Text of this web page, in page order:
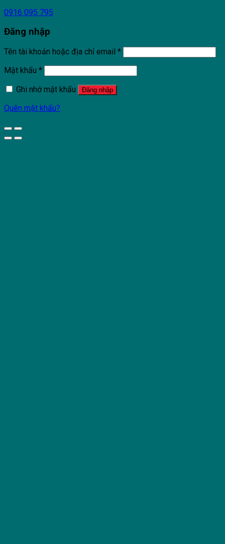
0916 095 795
Đăng nhập
Tên tài khoản hoặc địa chỉ email *
Mật khẩu *
Ghi nhớ mật khẩu
Đăng nhập
Quên mật khẩu?